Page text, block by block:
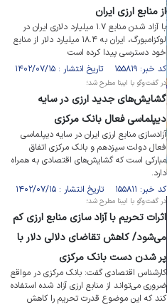
از منابع ارزی ایران
با آزاد شدن منابع ۱.۷ میلیارد دلاری ایران در
لوکزامبورگ، ایران به ۱۸.۴ میلیارد دلار از منابع
خود دسترسی پیدا کرده است
کد خبر: ۱۵۵۸۱۹ تاریخ انتشار : ۱۴۰۲/۰۷/۱۵
در گفت‌وگو با ایبنا مطرح شد؛
گشایش‌های جدید ارزی در سایه
دیپلماسی فعال بانک مرکزی
آزادسازی منابع ارزی ایران در سایه دیپلماسی
فعال دولت سیزدهم و بانک مرکزی اتفاق
مبارکی است که گشایش‌های اقتصادی به همراه
دارد.
کد خبر: ۱۵۵۸۱۱ تاریخ انتشار : ۱۴۰۲/۰۷/۱۵
در گفت‌وگو با ایبنا مطرح شد؛
اثرات تحریم با آزاد سازی منابع ارزی کم
می‌شود/ کاهش تقاضای دلالی دلار با
پر شدن دست بانک مرکزی
کارشناس اقتصادی گفت: بانک مرکزی در مواقع
ضروری می‌تواند از منابع ارزی آزاد شده استفاده
کند که این موضوع قدرت تحریم را کاهش